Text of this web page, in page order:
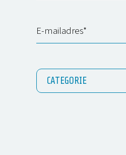
CATEGORIE